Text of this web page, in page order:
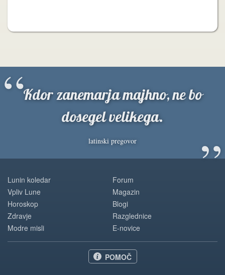
Kdor zanemarja majhno, ne bo
dosegel velikega.
latinski pregovor ”
“
Lunin koledar
Vpliv Lune
Horoskop
Zdravje
Modre misli
Forum
Magazin
Blogi
Razglednice
E-novice
POMOČ